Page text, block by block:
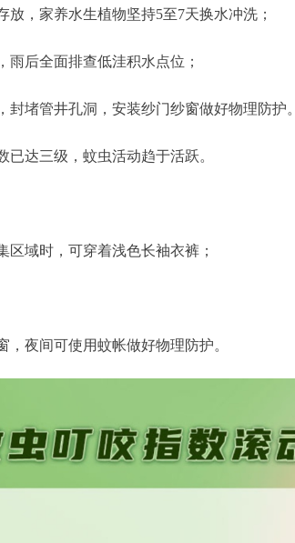
，家养水生植物坚持5至7天换水冲洗；
雨后全面排查低洼积水点位；
堵管井孔洞，安装纱门纱窗做好物理防护。
已达三级，蚊虫活动趋于活跃。
域时，可穿着浅色长袖衣裤；
夜间可使用蚊帐做好物理防护。